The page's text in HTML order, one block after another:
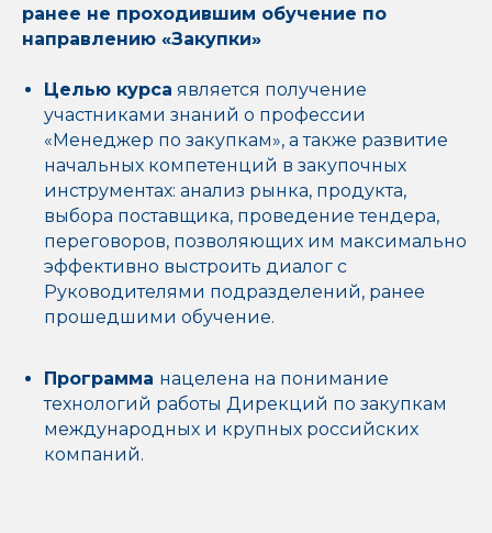
ранее не проходившим обучение по
направлению «Закупки»
Целью курса является получение
участниками знаний о профессии
«Менеджер по закупкам», а также развитие
начальных компетенций в закупочных
инструментах: анализ рынка, продукта,
выбора поставщика, проведение тендера,
переговоров, позволяющих им максимально
эффективно выстроить диалог с
Руководителями подразделений, ранее
прошедшими обучение.
Программа нацелена на понимание
технологий работы Дирекций по закупкам
международных и крупных российских
компаний.